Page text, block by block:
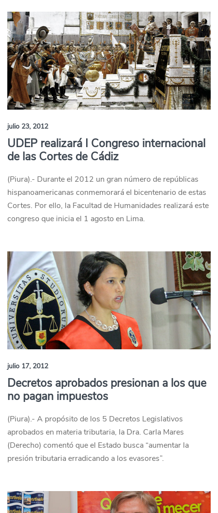
julio 23, 2012
UDEP realizará I Congreso internacional
de las Cortes de Cádiz
(Piura).- Durante el 2012 un gran número de repúblicas
hispanoamericanas conmemorará el bicentenario de estas
Cortes. Por ello, la Facultad de Humanidades realizará este
congreso que inicia el 1 agosto en Lima.
julio 17, 2012
Decretos aprobados presionan a los que
no pagan impuestos
(Piura).- A propósito de los 5 Decretos Legislativos
aprobados en materia tributaria, la Dra. Carla Mares
(Derecho) comentó que el Estado busca “aumentar la
presión tributaria erradicando a los evasores”.